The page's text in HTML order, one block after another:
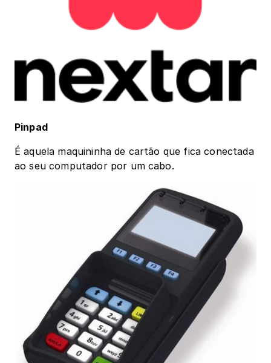
Pinpad
É aquela maquininha de cartão que fica conectada
ao seu computador por um cabo.